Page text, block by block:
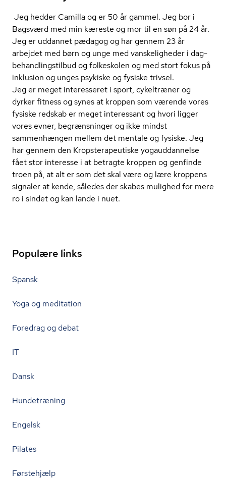
Jeg hedder Camilla og er 50 år gammel. Jeg bor i
Bagsværd med min kæreste og mor til en søn på 24 år.
Jeg er uddannet pædagog og har gennem 23 år
arbejdet med børn og unge med vanskeligheder i dag­
be­hand­lings­til­bud og folkeskolen og med stort fokus på
inklusion og unges psykiske og fysiske trivsel.
Jeg er meget interesseret i sport, cykeltræner og
dyrker fitness og synes at kroppen som værende vores
fysiske redskab er meget interessant og hvori ligger
vores evner, begrænsninger og ikke mindst
sammenhængen mellem det mentale og fysiske. Jeg
har gennem den Kro­p­ste­ra­pe­u­ti­ske yogauddannelse
fået stor interesse i at betragte kroppen og genfinde
troen på, at alt er som det skal være og lære kroppens
signaler at kende, således der skabes mulighed for mere
ro i sindet og kan lande i nuet.
Populære links
Spansk
Yoga og meditation
Foredrag og debat
IT
Dansk
Hundetræning
Engelsk
Pilates
Førstehjælp